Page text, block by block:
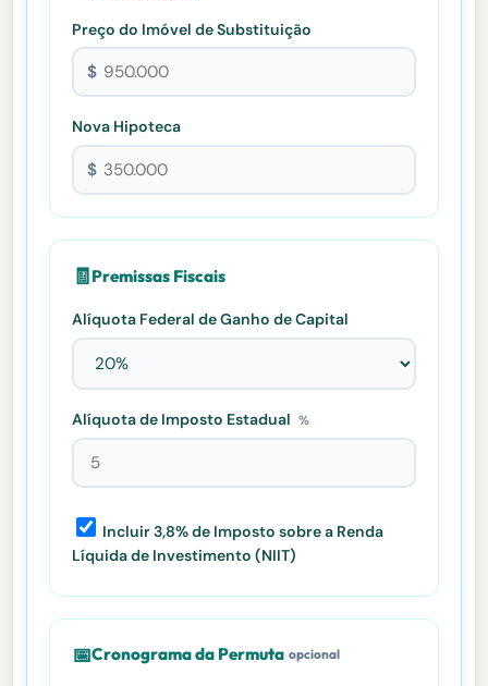
Preço do Imóvel de Substituição
$
Nova Hipoteca
$
🧾Premissas Fiscais
Alíquota Federal de Ganho de Capital
Alíquota de Imposto Estadual %
Incluir 3,8% de Imposto sobre a Renda
Líquida de Investimento (NIIT)
📅Cronograma da Permuta opcional